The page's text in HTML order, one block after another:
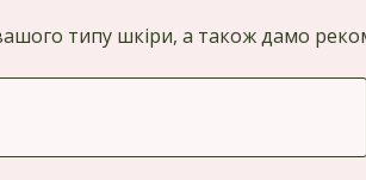
типу шкіри, а також дамо